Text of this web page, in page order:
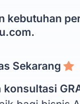
kebutuhan
Sekarang
konsultasi